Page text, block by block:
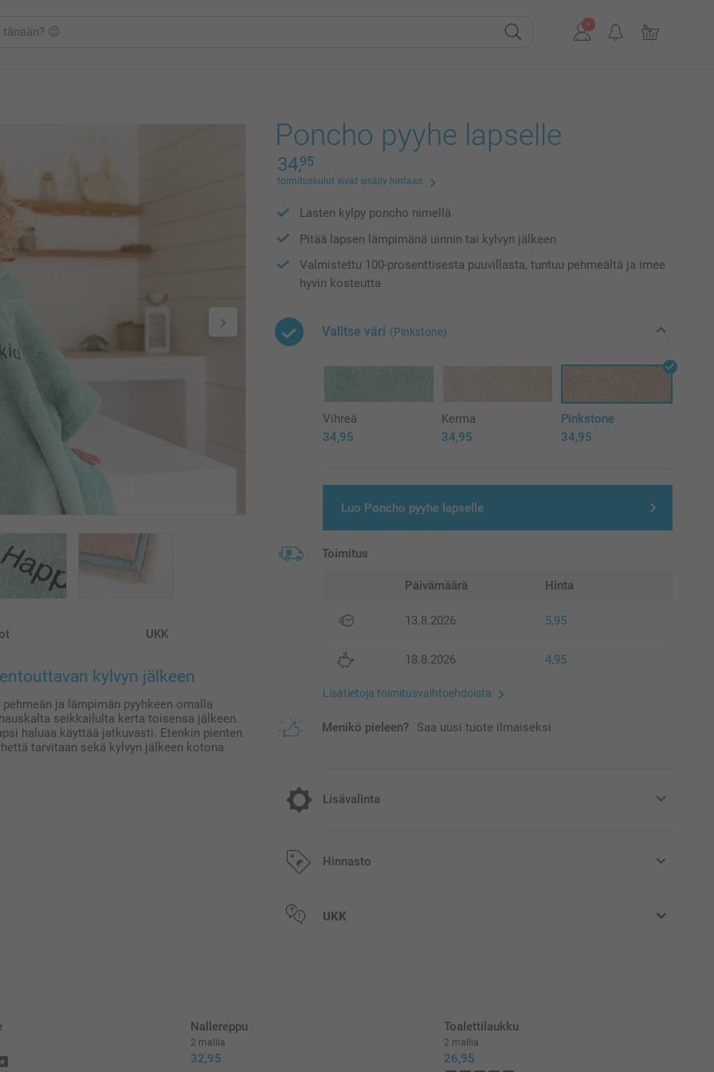
UKK
kylvyn jälkeen
ja lämpimän pyyhkeen omalla
seikkailulta kerta toisensa jälkeen.
haluaa käyttää jatkuvasti. Etenkin pienten
tarvitaan sekä kylvyn jälkeen kotona
Poncho pyyhe lapselle
34,95
toimituskulut eivät sisälly hintaan
Lasten kylpy poncho nimellä
Pitää lapsen lämpimänä uinnin tai kylvyn jälkeen
Valmistettu 100-prosenttisesta puuvillasta, tuntuu pehmeältä ja imee
hyvin kosteutta
Valitse väri (Pinkstone)
Vihreä
34,95
Kerma
34,95
Pinkstone
34,95
Luo Poncho pyyhe lapselle
Toimitus
Päivämäärä Hinta
13.8.2026 5,95
18.8.2026 4,95
Lisätietoja toimitusvaihtoehdoista
Menikö pieleen? Saa uusi tuote ilmaiseksi
Lisävalinta
Lisää tilaukseesi Miffy säästöpossu
Hinnasto
Kaikki hinnat ovat euroina, sisältävät arvonlisäveron ja eivät sisällä
UKK
Nallereppu
2 mallia
32,95
Toalettilaukku
2 mallia
26,95